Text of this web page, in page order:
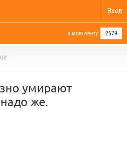
Вход
в мою ленту 2679
умирают
же.